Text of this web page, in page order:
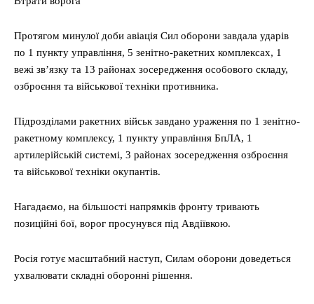
Протягом минулої доби авіація Сил оборони завдала ударів
по 1 пункту управління, 5 зенітно-ракетних комплексах, 1
вежі зв’язку та 13 районах зосередження особового складу,
озброєння та військової техніки противника.
Підрозділами ракетних військ завдано ураження по 1 зенітно-
ракетному комплексу, 1 пункту управління БпЛА, 1
артилерійській системі, 3 районах зосередження озброєння
та військової техніки окупантів.
Нагадаємо, на більшості напрямків фронту тривають
позиційні бої, ворог просунувся під Авдіївкою.
Росія готує масштабний наступ, Силам оборони доведеться
ухвалювати складні оборонні рішення.